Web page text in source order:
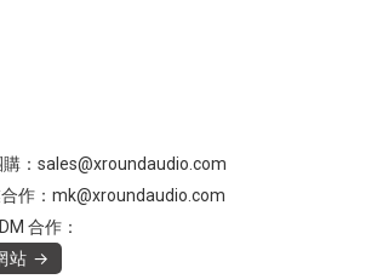
：sales@xroundaudio.com
作：mk@xroundaudio.com
合作：
站 →